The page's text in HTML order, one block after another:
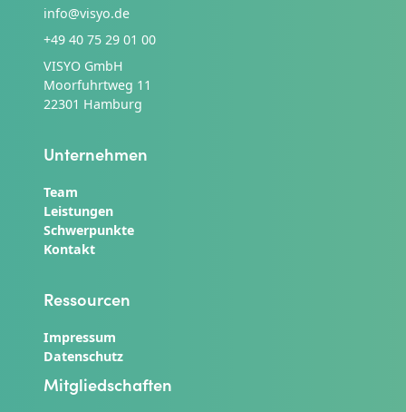
info@visyo.de
+49 40 75 29 01 00
VISYO GmbH
Moorfuhrtweg 11
22301 Hamburg
Unternehmen
Team
Leistungen
Schwerpunkte
Kontakt
Ressourcen
Impressum
Datenschutz
Mitgliedschaften